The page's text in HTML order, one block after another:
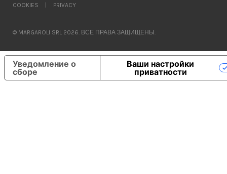
COOKIES
| PRIVACY
© MARGAROLI SRL 2026. ВСЕ ПРАВА ЗАЩИЩЕНЫ.
Уведомление о
сборе
Ваши настройки
приватности